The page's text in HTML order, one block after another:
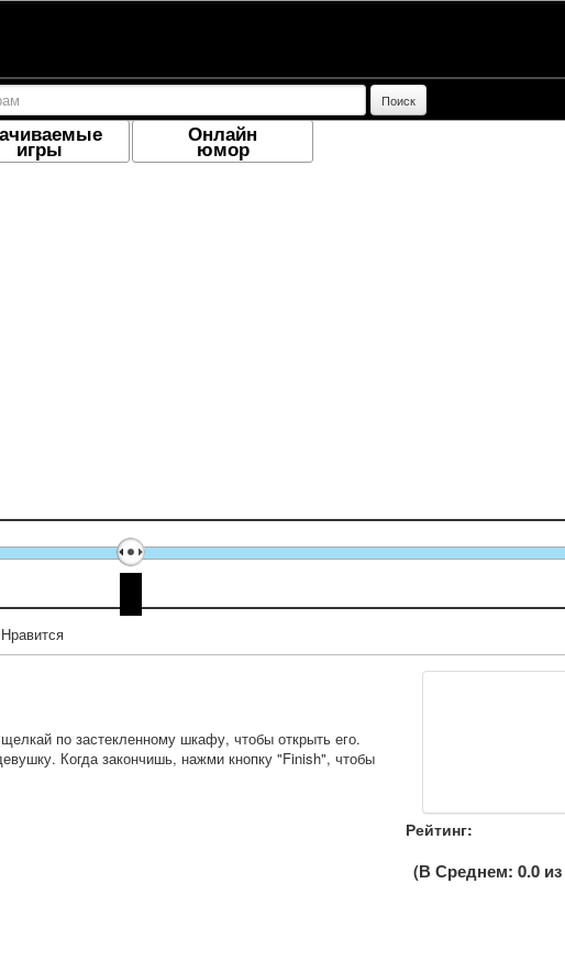
Поиск
игры
Онлайн
юмор
Нравится
Рейтинг:
(В Среднем: 0.0 из
по застекленному шкафу, чтобы открыть его.
Когда закончишь, нажми кнопку "Finish", чтобы